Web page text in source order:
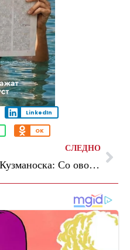
LinkedIn
OK
СЛЕДНО
Кузманоска: Со овој ребаланс инвестираме и во идните можности за вработувања и претприемништво